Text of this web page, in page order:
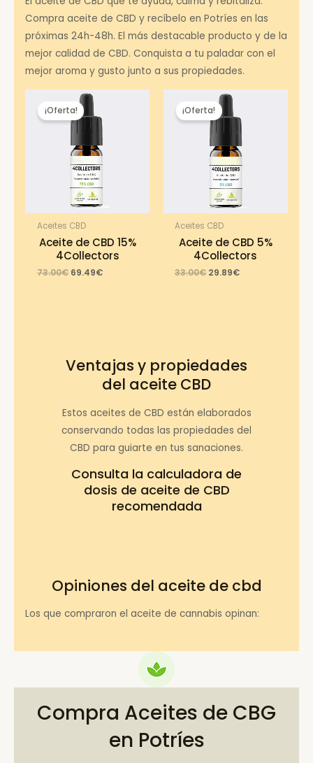
Compra aceite de CBD y recíbelo en Potríes en las
próximas 24h-48h. El más destacable producto y de la
mejor calidad de CBD. Conquista a tu paladar con el
mejor aroma y gusto junto a sus propiedades.
¡Oferta!
Aceites CBD
Aceite de CBD 15%
4Collectors
73.00€ Original
69.49€Current
¡Oferta!
Aceites CBD
Aceite de CBD 5%
4Collectors
33.00€ Original
29.89€Current
Ventajas y propiedades
del aceite CBD
Estos aceites de CBD están elaborados
conservando todas las propiedades del
CBD para guiarte en tus sanaciones.
Consulta la calculadora de
dosis de aceite de CBD
recomendada
Opiniones del aceite de cbd
Los que compraron el aceite de cannabis opinan:
Compra Aceites de CBG
en Potríes